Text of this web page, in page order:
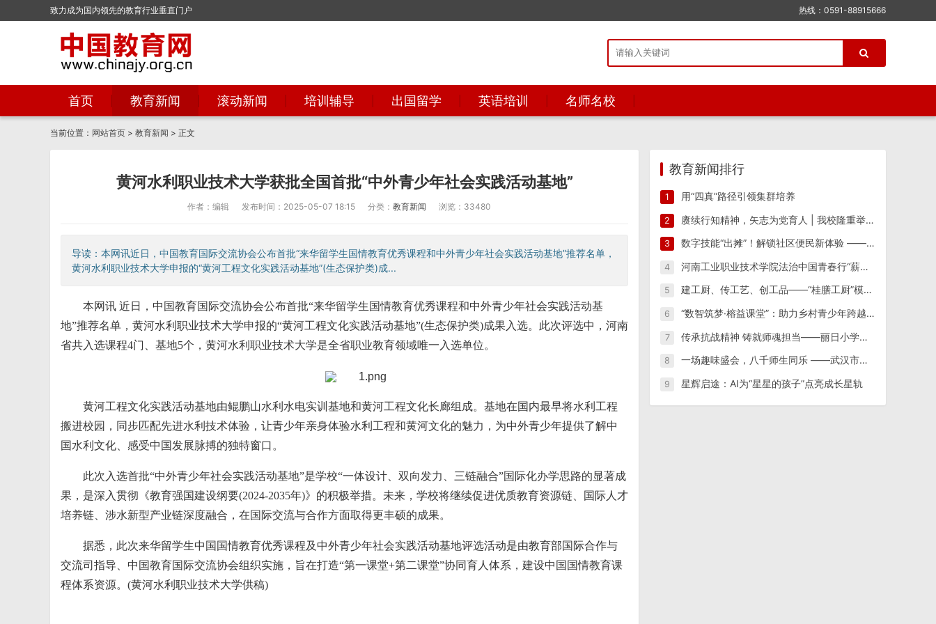
热线：0591-88915666
致力成为国内领先的教育行业垂直门户
首页 教育新闻 滚动新闻 培训辅导 出国留学 英语培训 名师名校
当前位置： 网站首页 > 教育新闻 > 正文
黄河水利职业技术大学获批全国首批“中外青少年社会实践活动基地”
作者：编辑 发布时间：2025-05-07 18:15 分类：教育新闻 浏览：33480
导读：本网讯近日，中国教育国际交流协会公布首批“来华留学生国情教育优秀课程和中外青少年社会实践活动基地”推荐名单，
黄河水利职业技术大学申报的“黄河工程文化实践活动基地”(生态保护类)成...
本网讯 近日，中国教育国际交流协会公布首批“来华留学生国情教育优秀课程和中外青少年社会实践活动基
地”推荐名单，黄河水利职业技术大学申报的“黄河工程文化实践活动基地”(生态保护类)成果入选。此次评选中，河南
省共入选课程4门、基地5个，黄河水利职业技术大学是全省职业教育领域唯一入选单位。
黄河工程文化实践活动基地由鲲鹏山水利水电实训基地和黄河工程文化长廊组成。基地在国内最早将水利工程
搬进校园，同步匹配先进水利技术体验，让青少年亲身体验水利工程和黄河文化的魅力，为中外青少年提供了解中
国水利文化、感受中国发展脉搏的独特窗口。
此次入选首批“中外青少年社会实践活动基地”是学校“一体设计、双向发力、三链融合”国际化办学思路的显著成
果，是深入贯彻《教育强国建设纲要(2024-2035年)》的积极举措。未来，学校将继续促进优质教育资源链、国际人才
培养链、涉水新型产业链深度融合，在国际交流与合作方面取得更丰硕的成果。
据悉，此次来华留学生中国国情教育优秀课程及中外青少年社会实践活动基地评选活动是由教育部国际合作与
交流司指导、中国教育国际交流协会组织实施，旨在打造“第一课堂+第二课堂”协同育人体系，建设中国国情教育课
程体系资源。(黄河水利职业技术大学供稿)
教育新闻排行
1 用“四真”路径引领集群培养
2 赓续行知精神，矢志为党育人 | 我校隆重举行纪念陶行知先生逝世八十周年活动
3 数字技能“出摊”！解锁社区便民新体验 ——江西工业工程职业技术学院信息工程学院“星火筑梦”实践团 一站式便民志愿服务
4 河南工业职业技术学院法治中国青春行“薪火相传 反诈筑防”实践团开展反诈宣传教育系列活动
5 建工厨、传工艺、创工品——“桂膳工厨”模式驱动产教融合创新实践
6 “数智筑梦·榕益课堂”：助力乡村青少年跨越数字鸿沟
7 传承抗战精神 铸就师魂担当——丽日小学组织师生收看纪念中国人民抗日战争暨世界反法西斯战争胜利80周年阅兵仪式
8 一场趣味盛会，八千师生同乐 ——武汉市汉阳区老年大学隆重举办第15届趣味运动会
9 星辉启途：AI为“星星的孩子”点亮成长星轨